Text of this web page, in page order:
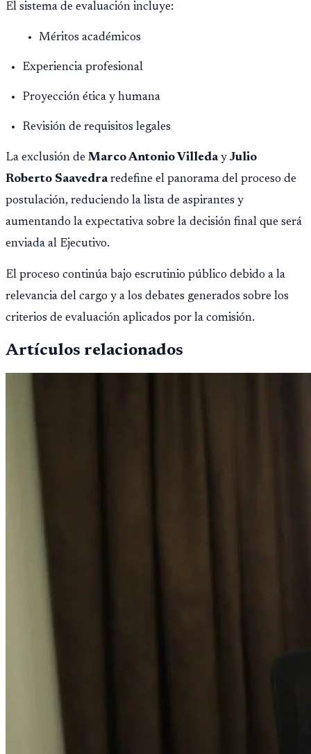
El sistema de evaluación incluye:
Méritos académicos
Experiencia profesional
Proyección ética y humana
Revisión de requisitos legales
La exclusión de Marco Antonio Villeday Julio
Roberto Saavedraredefine el panorama del proceso de
postulación, reduciendo la lista de aspirantes y
aumentando la expectativa sobre la decisión final que será
enviada al Ejecutivo.
El proceso continúa bajo escrutinio público debido a la
relevancia del cargo y a los debates generados sobre los
criterios de evaluación aplicados por la comisión.
Artículos relacionados